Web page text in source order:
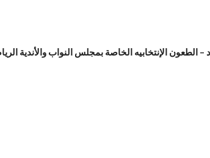
الإنتخابيه الخاصة بمجلس النواب والأندية